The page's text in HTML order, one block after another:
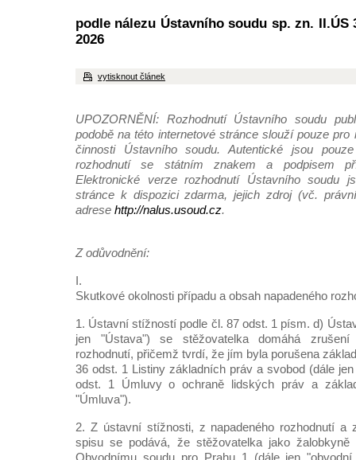
podle nálezu Ústavního soudu sp. zn. II.ÚS
2026
vytisknout článek
UPOZORNĚNÍ: Rozhodnutí Ústavního soudu
podobě na této internetové stránce slouží pouze
činnosti Ústavního soudu. Autentické jsou
rozhodnutí se státním znakem a podpisem
Elektronické verze rozhodnutí Ústavního soudu
stránce k dispozici zdarma, jejich zdroj (vč.
adrese http://nalus.usoud.cz.
Z odůvodnění:
I.
Skutkové okolnosti případu a obsah napadeného
1. Ústavní stížností podle čl. 87 odst. 1 písm. d)
jen "Ústava") se stěžovatelka domáhá
rozhodnutí, přičemž tvrdí, že jím byla porušena
36 odst. 1 Listiny základních práv a svobod (dále
odst. 1 Úmluvy o ochraně lidských práv a
"Úmluva").
2. Z ústavní stížnosti, z napadeného rozhodnutí a
spisu se podává, že stěžovatelka jako žalobkyně
Obvodnímu soudu pro Prahu 1 (dále jen